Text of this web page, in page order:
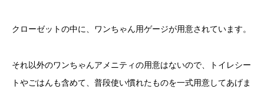
クローゼットの中に、ワンちゃん用ゲージが用意されています。
それ以外のワンちゃんアメニティの用意はないので、トイレシー
トやごはんも含めて、普段使い慣れたものを一式用意してあげま